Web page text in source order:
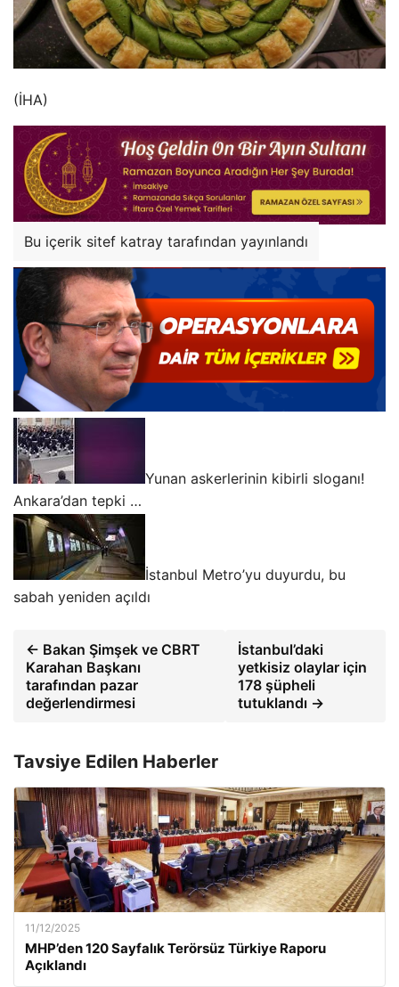
(İHA)
Bu içerik sitef katray tarafından yayınlandı
Yunan askerlerinin kibirli sloganı!
Ankara’dan tepki …
İstanbul Metro’yu duyurdu, bu
sabah yeniden açıldı
← Bakan Şimşek ve CBRT
Karahan Başkanı
tarafından pazar
değerlendirmesi
İstanbul’daki
yetkisiz olaylar için
178 şüpheli
tutuklandı →
Tavsiye Edilen Haberler
11/12/2025
MHP’den 120 Sayfalık Terörsüz Türkiye Raporu
Açıklandı